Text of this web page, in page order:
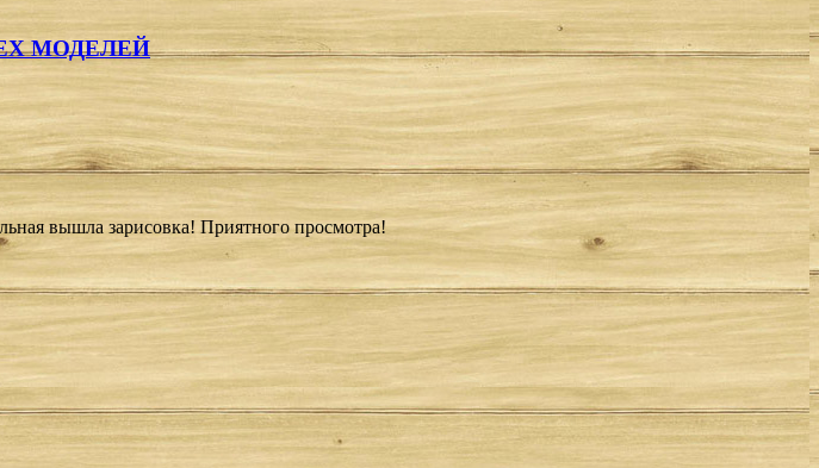
МОДЕЛЕЙ
вышла зарисовка! Приятного просмотра!